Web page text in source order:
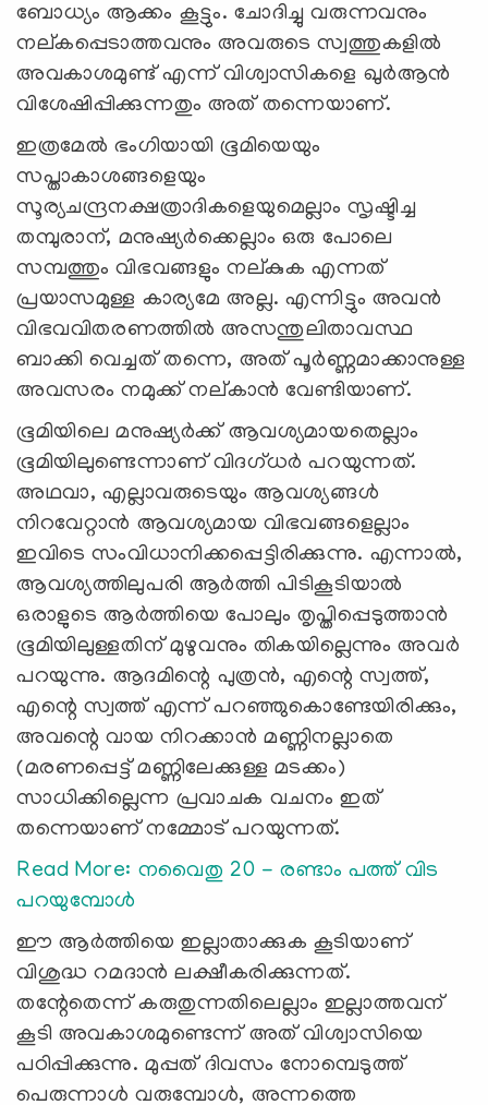
ബോധ്യം ആക്കം കൂട്ടും. ചോദിച്ചു വരുന്നവനും
നല്കപ്പെടാത്തവനും അവരുടെ സ്വത്തുകളില്‍
അവകാശമുണ്ട് എന്ന് വിശ്വാസികളെ ഖുര്‍ആന്‍
വിശേഷിപ്പിക്കുന്നതും അത് തന്നെയാണ്.
ഇത്രമേല്‍ ഭംഗിയായി ഭൂമിയെയും
സപ്താകാശങ്ങളെയും
സൂര്യചന്ദ്രനക്ഷത്രാദികളെയുമെല്ലാം സൃഷ്ടിച്ച
തമ്പുരാന്, മനുഷ്യര്‍ക്കെല്ലാം ഒരു പോലെ
സമ്പത്തും വിഭവങ്ങളും നല്കുക എന്നത്
പ്രയാസമുള്ള കാര്യമേ അല്ല. എന്നിട്ടും അവന്‍
വിഭവവിതരണത്തില്‍ അസന്തുലിതാവസ്ഥ
ബാക്കി വെച്ചത് തന്നെ, അത് പൂര്‍ണ്ണമാക്കാനുള്ള
അവസരം നമുക്ക് നല്കാന്‍ വേണ്ടിയാണ്.
ഭൂമിയിലെ മനുഷ്യര്‍ക്ക് ആവശ്യമായതെല്ലാം
ഭൂമിയിലുണ്ടെന്നാണ് വിദഗ്ധര്‍ പറയുന്നത്.
അഥവാ, എല്ലാവരുടെയും ആവശ്യങ്ങള്‍
നിറവേറ്റാന്‍ ആവശ്യമായ വിഭവങ്ങളെല്ലാം
ഇവിടെ സംവിധാനിക്കപ്പെട്ടിരിക്കുന്നു. എന്നാല്‍,
ആവശ്യത്തിലുപരി ആര്‍ത്തി പിടികൂടിയാല്‍
ഒരാളുടെ ആര്‍ത്തിയെ പോലും തൃപ്തിപ്പെടുത്താന്‍
ഭൂമിയിലുള്ളതിന് മുഴുവനും തികയില്ലെന്നും അവര്‍
പറയുന്നു. ആദമിന്റെ പുത്രന്‍, എന്റെ സ്വത്ത്,
എന്റെ സ്വത്ത് എന്ന് പറഞ്ഞുകൊണ്ടേയിരിക്കും,
അവന്റെ വായ നിറക്കാന്‍ മണ്ണിനല്ലാതെ
(മരണപ്പെട്ട് മണ്ണിലേക്കുള്ള മടക്കം)
സാധിക്കില്ലെന്ന പ്രവാചക വചനം ഇത്
തന്നെയാണ് നമ്മോട് പറയുന്നത്.
Read More: നവൈതു 20 - രണ്ടാം പത്ത് വിട
പറയുമ്പോള്‍
ഈ ആര്‍ത്തിയെ ഇല്ലാതാക്കുക കൂടിയാണ്
വിശുദ്ധ റമദാന്‍ ലക്ഷീകരിക്കുന്നത്.
തന്റേതെന്ന് കരുതുന്നതിലെല്ലാം ഇല്ലാത്തവന്
കൂടി അവകാശമുണ്ടെന്ന് അത് വിശ്വാസിയെ
പഠിപ്പിക്കുന്നു. മുപ്പത് ദിവസം നോമ്പെടുത്ത്
പെരുന്നാള്‍ വരുമ്പോള്‍, അന്നത്തെ